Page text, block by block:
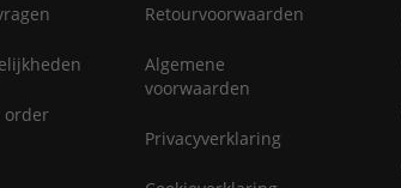
order
Retourvoorwaarden
Algemene
voorwaarden
Privacyverklaring